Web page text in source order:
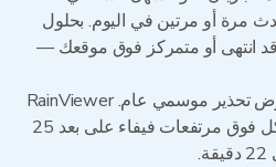
مرة أو مرتين في اليوم. بحلول
انتهى أو متمركز فوق موقعك —
تطبيق الطقس الخاص بك يعرض تحذير موسمي عام. RainViewer
يعرض أن الخلية الحملية تتشكل فوق مرتفعات فيفاء على بعد 25